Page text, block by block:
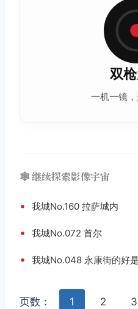
双
一机一镜，
🕸️ 继续探索影像宇宙
• 我城No.160 拉萨城内
• 我城No.072 首尔
• 我城No.048 永康街的好
页数： 1 2 3